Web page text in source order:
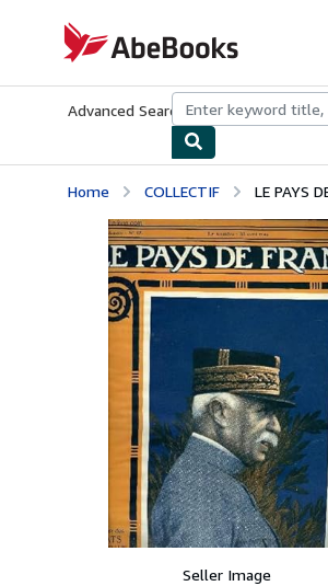
AbeBooks.com
Advanced Search Browse Collections
Home COLLECTIF LE PAYS
Seller Image